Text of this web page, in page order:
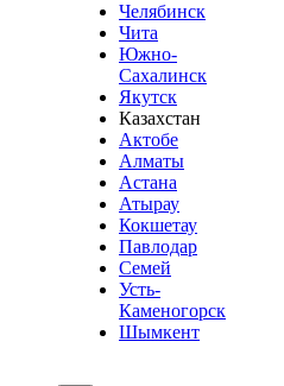
Челябинск
Чита
Южно-
Сахалинск
Якутск
Казахстан
Актобе
Алматы
Астана
Атырау
Кокшетау
Павлодар
Семей
Усть-
Каменогорск
Шымкент